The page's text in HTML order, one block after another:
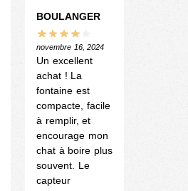
BOULANGER
novembre 16, 2024
Un excellent
achat ! La
fontaine est
compacte, facile
à remplir, et
encourage mon
chat à boire plus
souvent. Le
capteur